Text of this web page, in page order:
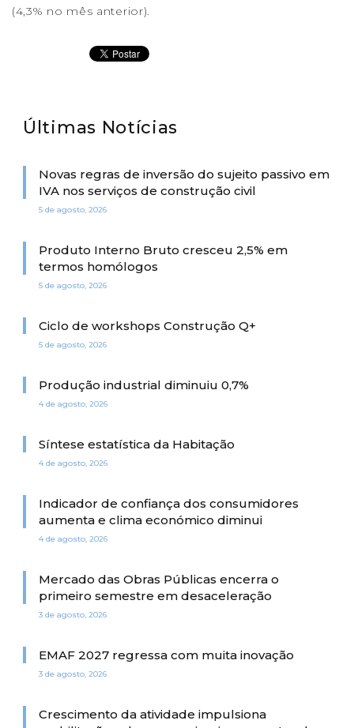
(4,3% no mês anterior).
Últimas Notícias
Novas regras de inversão do sujeito passivo em
IVA nos serviços de construção civil
5 de agosto, 2026
Produto Interno Bruto cresceu 2,5% em
termos homólogos
5 de agosto, 2026
Ciclo de workshops Construção Q+
5 de agosto, 2026
Produção industrial diminuiu 0,7%
4 de agosto, 2026
Síntese estatística da Habitação
4 de agosto, 2026
Indicador de confiança dos consumidores
aumenta e clima económico diminui
4 de agosto, 2026
Mercado das Obras Públicas encerra o
primeiro semestre em desaceleração
3 de agosto, 2026
EMAF 2027 regressa com muita inovação
3 de agosto, 2026
Crescimento da atividade impulsiona